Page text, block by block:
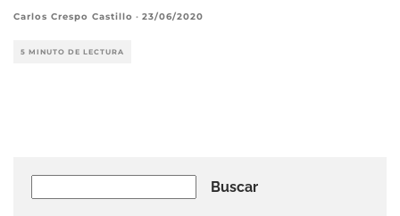
Carlos Crespo Castillo · 23/06/2020
5 MINUTO DE LECTURA
Buscar